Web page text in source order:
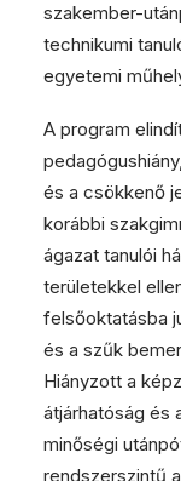
szakember-
technikumi
egyetemi
A program
és a csökkenő
korábbi
ágazat tanulói
területekkel
felsőoktatásba
és a szűk
Hiányzott a
átjárhatóság és
minőségi
rendszerszintű